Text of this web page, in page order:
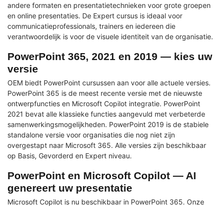
andere formaten en presentatietechnieken voor grote groepen
en online presentaties. De Expert cursus is ideaal voor
communicatieprofessionals, trainers en iedereen die
verantwoordelijk is voor de visuele identiteit van de organisatie.
PowerPoint 365, 2021 en 2019 — kies uw
versie
OEM biedt PowerPoint cursussen aan voor alle actuele versies.
PowerPoint 365 is de meest recente versie met de nieuwste
ontwerpfuncties en Microsoft Copilot integratie. PowerPoint
2021 bevat alle klassieke functies aangevuld met verbeterde
samenwerkingsmogelijkheden. PowerPoint 2019 is de stabiele
standalone versie voor organisaties die nog niet zijn
overgestapt naar Microsoft 365. Alle versies zijn beschikbaar
op Basis, Gevorderd en Expert niveau.
PowerPoint en Microsoft Copilot — AI
genereert uw presentatie
Microsoft Copilot is nu beschikbaar in PowerPoint 365. Onze